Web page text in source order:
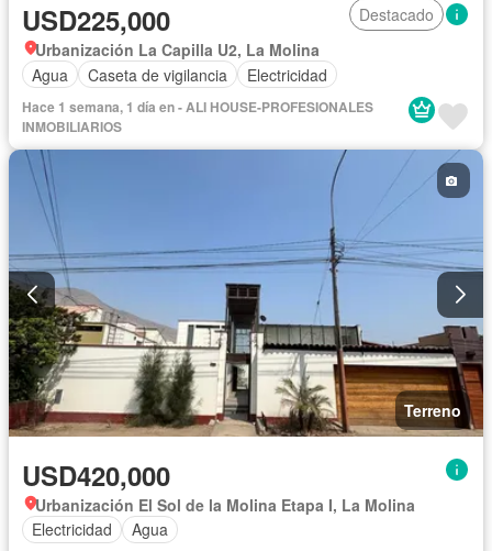
USD225,000
Destacado
Urbanización La Capilla U2, La Molina
Agua
Caseta de vigilancia Electricidad
Hace 1 semana, 1 día en - ALI HOUSE-PROFESIONALES
INMOBILIARIOS
Terreno
USD420,000
Urbanización El Sol de la Molina Etapa I, La Molina
Electricidad
Agua